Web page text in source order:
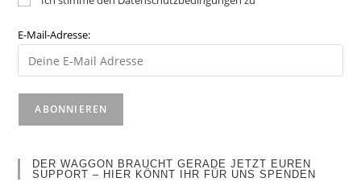
E-Mail-Adresse:
DER WAGGON BRAUCHT GERADE JETZT EUREN
SUPPORT – HIER KÖNNT IHR FÜR UNS SPENDEN